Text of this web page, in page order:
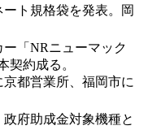
ト規格袋を発表。岡
「NRニューマック
契約成る。
都営業所、福岡市に
府助成金対象機種と